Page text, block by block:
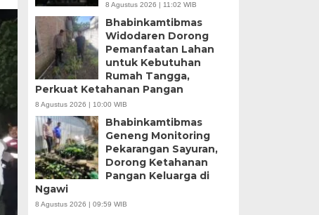
8 Agustus 2026 | 11:02 WIB
Bhabinkamtibmas
Widodaren Dorong
Pemanfaatan Lahan
untuk Kebutuhan
Rumah Tangga,
Perkuat Ketahanan Pangan
8 Agustus 2026 | 10:00 WIB
Bhabinkamtibmas
Geneng Monitoring
Pekarangan Sayuran,
Dorong Ketahanan
Pangan Keluarga di
Ngawi
8 Agustus 2026 | 09:59 WIB